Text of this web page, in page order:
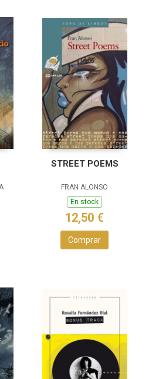
STREET POEMS
FRAN ALONSO
En stock
12,50 €
Comprar